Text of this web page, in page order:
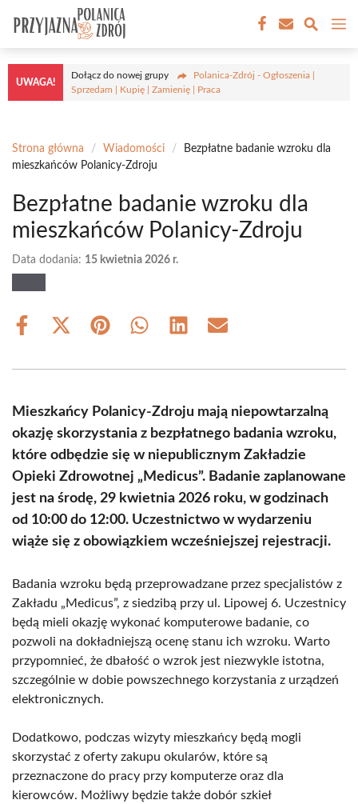
treści
UWAGA!
Dołącz do nowej grupy
Polanica-Zdrój - Ogłoszenia |
Sprzedam | Kupię | Zamienię | Praca
Strona główna / Wiadomości /
Bezpłatne badanie wzroku dla
mieszkańców Polanicy-Zdroju
Bezpłatne badanie wzroku dla
mieszkańców Polanicy-Zdroju
Data dodania: 15 kwietnia 2026 r.
Share
Share
(Twitter)
Share Share Share Share
Mieszkańcy Polanicy-Zdroju mają niepowtarzalną
okazję skorzystania z bezpłatnego badania wzroku,
które odbędzie się w niepublicznym Zakładzie
Opieki Zdrowotnej „Medicus”. Badanie zaplanowane
jest na środę, 29 kwietnia 2026 roku, w godzinach
od 10:00 do 12:00. Uczestnictwo w wydarzeniu
wiąże się z obowiązkiem wcześniejszej rejestracji.
Badania wzroku będą przeprowadzane przez specjalistów z
Zakładu „Medicus”, z siedzibą przy ul. Lipowej 6. Uczestnicy
będą mieli okazję wykonać komputerowe badanie, co
pozwoli na dokładniejszą ocenę stanu ich wzroku. Warto
przypomnieć, że dbałość o wzrok jest niezwykle istotna,
szczególnie w dobie powszechnego korzystania z urządzeń
elektronicznych.
Dodatkowo, podczas wizyty mieszkańcy będą mogli
skorzystać z oferty zakupu okularów, które są
przeznaczone do pracy przy komputerze oraz dla
kierowców. Możliwy będzie także dobór szkieł